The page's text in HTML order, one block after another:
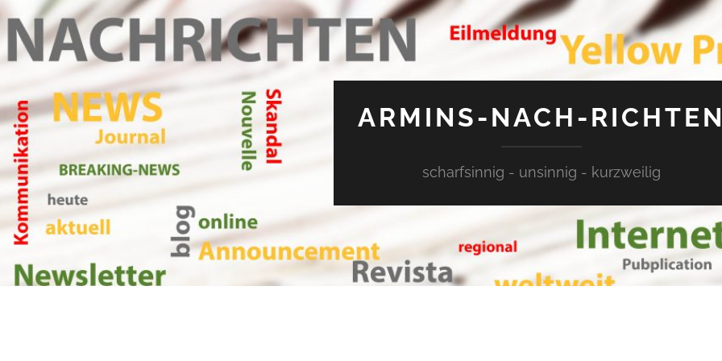
ARMINS-NACH-
scharfsinnig - unsinnig - kurzweilig